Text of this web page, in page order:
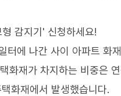
감지기' 신청하세요!
에 나간 사이 아파트 화
화재가 차지하는 비중은
화재에서 발생했습니다.